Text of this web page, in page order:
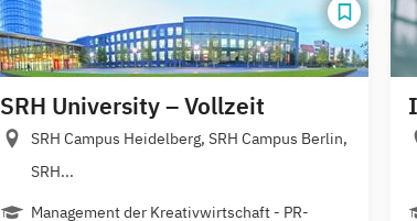
SRH University – Vollzeit
SRH Campus Heidelberg, SRH Campus Berlin,
SRH...
Management der Kreativwirtschaft - PR-